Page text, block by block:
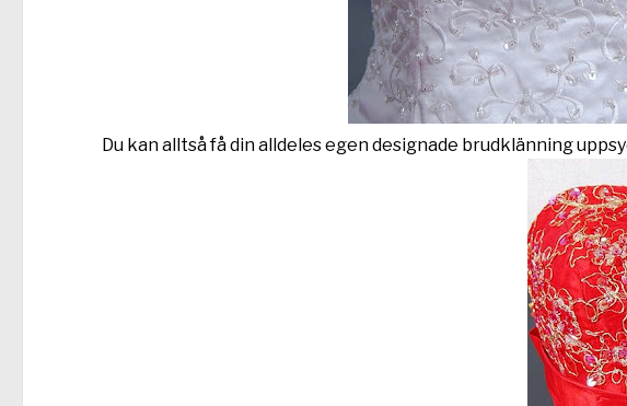
Du kan alltså få din alldeles egen designade brudklänning